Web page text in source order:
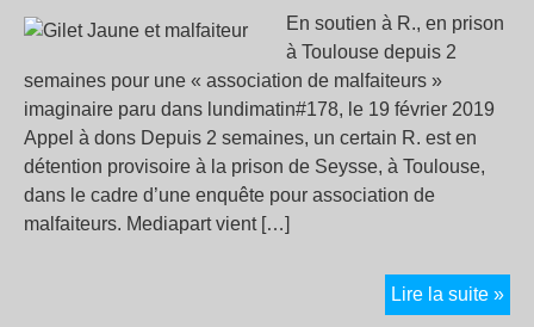
En soutien à R., en prison
à Toulouse depuis 2
semaines pour une « association de malfaiteurs »
imaginaire paru dans lundimatin#178, le 19 février 2019
Appel à dons Depuis 2 semaines, un certain R. est en
détention provisoire à la prison de Seysse, à Toulouse,
dans le cadre d’une enquête pour association de
malfaiteurs. Mediapart vient […]
Lire la suite »